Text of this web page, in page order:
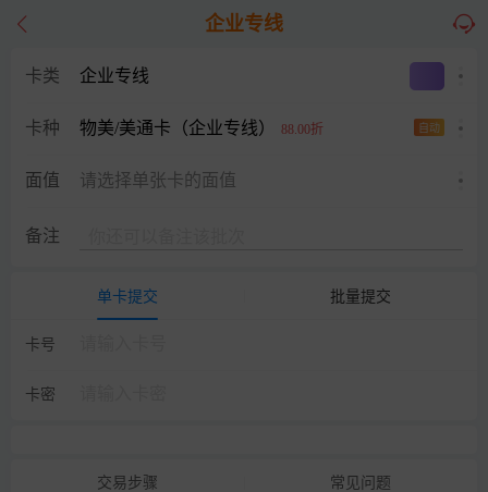
企业专线
卡类 企业专线
卡种 物美/美通卡（企业专线） 自动
88.00折
面值 请选择单张卡的面值
备注
单卡提交 批量提交
卡号
卡密
交易步骤 常见问题